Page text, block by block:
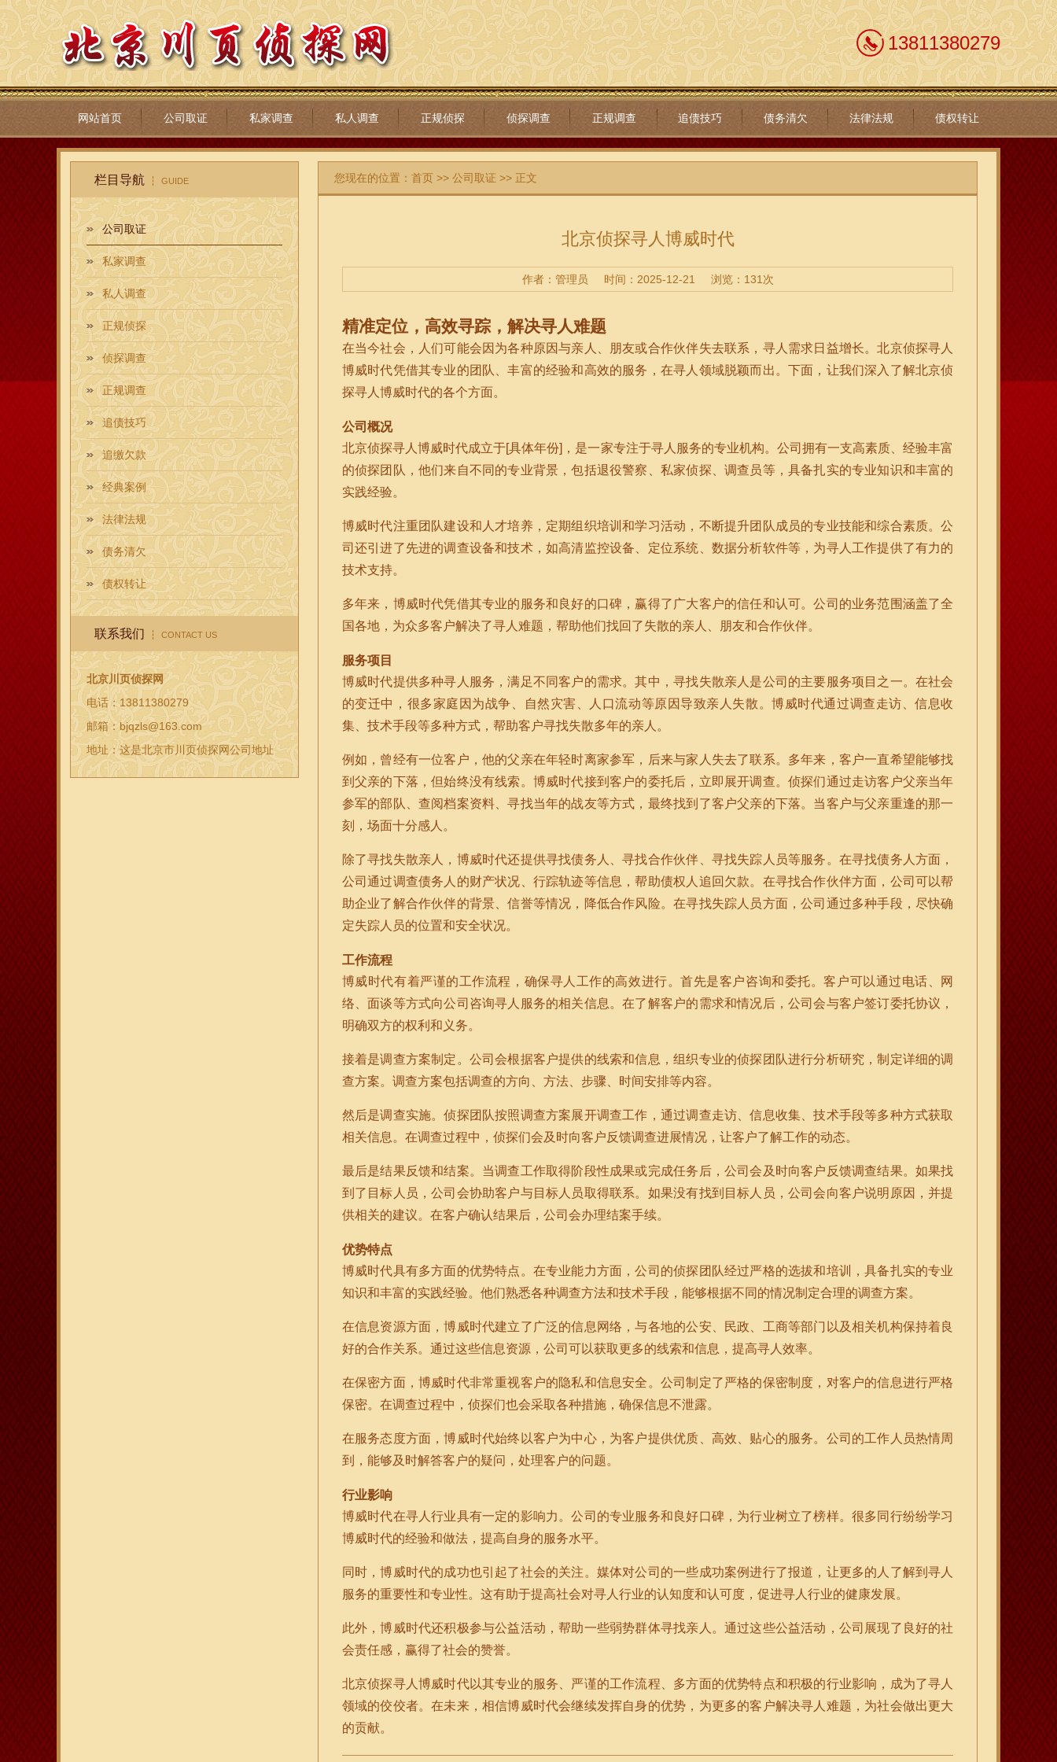
13811380279
网站首页 公司取证 私家调查 私人调查 正规侦探 侦探调查 正规调查 追债技巧 债务清欠 法律法规 债权转让
栏目导航 GUIDE
公司取证
私家调查
私人调查
正规侦探
侦探调查
正规调查
追债技巧
追缴欠款
经典案例
法律法规
债务清欠
债权转让
联系我们 CONTACT US
北京川页侦探网
电话：13811380279
邮箱：bjqzls@163.com
地址：这是北京市川页侦探网公司地址
您现在的位置： 首页>> 公司取证 >> 正文
北京侦探寻人博威时代
作者：管理员 时间：2025-12-21 浏览：131次
精准定位，高效寻踪，解决寻人难题
在当今社会，人们可能会因为各种原因与亲人、朋友或合作伙伴失去联系，寻人需求日益增长。北京侦探寻人
博威时代凭借其专业的团队、丰富的经验和高效的服务，在寻人领域脱颖而出。下面，让我们深入了解北京侦
探寻人博威时代的各个方面。
公司概况
北京侦探寻人博威时代成立于[具体年份]，是一家专注于寻人服务的专业机构。公司拥有一支高素质、经验丰富
的侦探团队，他们来自不同的专业背景，包括退役警察、私家侦探、调查员等，具备扎实的专业知识和丰富的
实践经验。
博威时代注重团队建设和人才培养，定期组织培训和学习活动，不断提升团队成员的专业技能和综合素质。公
司还引进了先进的调查设备和技术，如高清监控设备、定位系统、数据分析软件等，为寻人工作提供了有力的
技术支持。
多年来，博威时代凭借其专业的服务和良好的口碑，赢得了广大客户的信任和认可。公司的业务范围涵盖了全
国各地，为众多客户解决了寻人难题，帮助他们找回了失散的亲人、朋友和合作伙伴。
服务项目
博威时代提供多种寻人服务，满足不同客户的需求。其中，寻找失散亲人是公司的主要服务项目之一。在社会
的变迁中，很多家庭因为战争、自然灾害、人口流动等原因导致亲人失散。博威时代通过调查走访、信息收
集、技术手段等多种方式，帮助客户寻找失散多年的亲人。
例如，曾经有一位客户，他的父亲在年轻时离家参军，后来与家人失去了联系。多年来，客户一直希望能够找
到父亲的下落，但始终没有线索。博威时代接到客户的委托后，立即展开调查。侦探们通过走访客户父亲当年
参军的部队、查阅档案资料、寻找当年的战友等方式，最终找到了客户父亲的下落。当客户与父亲重逢的那一
刻，场面十分感人。
除了寻找失散亲人，博威时代还提供寻找债务人、寻找合作伙伴、寻找失踪人员等服务。在寻找债务人方面，
公司通过调查债务人的财产状况、行踪轨迹等信息，帮助债权人追回欠款。在寻找合作伙伴方面，公司可以帮
助企业了解合作伙伴的背景、信誉等情况，降低合作风险。在寻找失踪人员方面，公司通过多种手段，尽快确
定失踪人员的位置和安全状况。
工作流程
博威时代有着严谨的工作流程，确保寻人工作的高效进行。首先是客户咨询和委托。客户可以通过电话、网
络、面谈等方式向公司咨询寻人服务的相关信息。在了解客户的需求和情况后，公司会与客户签订委托协议，
明确双方的权利和义务。
接着是调查方案制定。公司会根据客户提供的线索和信息，组织专业的侦探团队进行分析研究，制定详细的调
查方案。调查方案包括调查的方向、方法、步骤、时间安排等内容。
然后是调查实施。侦探团队按照调查方案展开调查工作，通过调查走访、信息收集、技术手段等多种方式获取
相关信息。在调查过程中，侦探们会及时向客户反馈调查进展情况，让客户了解工作的动态。
最后是结果反馈和结案。当调查工作取得阶段性成果或完成任务后，公司会及时向客户反馈调查结果。如果找
到了目标人员，公司会协助客户与目标人员取得联系。如果没有找到目标人员，公司会向客户说明原因，并提
供相关的建议。在客户确认结果后，公司会办理结案手续。
优势特点
博威时代具有多方面的优势特点。在专业能力方面，公司的侦探团队经过严格的选拔和培训，具备扎实的专业
知识和丰富的实践经验。他们熟悉各种调查方法和技术手段，能够根据不同的情况制定合理的调查方案。
在信息资源方面，博威时代建立了广泛的信息网络，与各地的公安、民政、工商等部门以及相关机构保持着良
好的合作关系。通过这些信息资源，公司可以获取更多的线索和信息，提高寻人效率。
在保密方面，博威时代非常重视客户的隐私和信息安全。公司制定了严格的保密制度，对客户的信息进行严格
保密。在调查过程中，侦探们也会采取各种措施，确保信息不泄露。
在服务态度方面，博威时代始终以客户为中心，为客户提供优质、高效、贴心的服务。公司的工作人员热情周
到，能够及时解答客户的疑问，处理客户的问题。
行业影响
博威时代在寻人行业具有一定的影响力。公司的专业服务和良好口碑，为行业树立了榜样。很多同行纷纷学习
博威时代的经验和做法，提高自身的服务水平。
同时，博威时代的成功也引起了社会的关注。媒体对公司的一些成功案例进行了报道，让更多的人了解到寻人
服务的重要性和专业性。这有助于提高社会对寻人行业的认知度和认可度，促进寻人行业的健康发展。
此外，博威时代还积极参与公益活动，帮助一些弱势群体寻找亲人。通过这些公益活动，公司展现了良好的社
会责任感，赢得了社会的赞誉。
北京侦探寻人博威时代以其专业的服务、严谨的工作流程、多方面的优势特点和积极的行业影响，成为了寻人
领域的佼佼者。在未来，相信博威时代会继续发挥自身的优势，为更多的客户解决寻人难题，为社会做出更大
的贡献。